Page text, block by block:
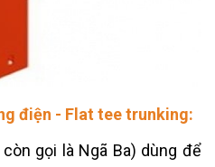
điện - Flat tee trunking:
gọi là Ngã Ba) dùng để